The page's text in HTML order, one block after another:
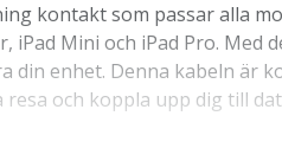
kontakt som passar alla
iPad Mini och iPad Pro. Med
din enhet. Denna kabeln är
resa och koppla upp dig till